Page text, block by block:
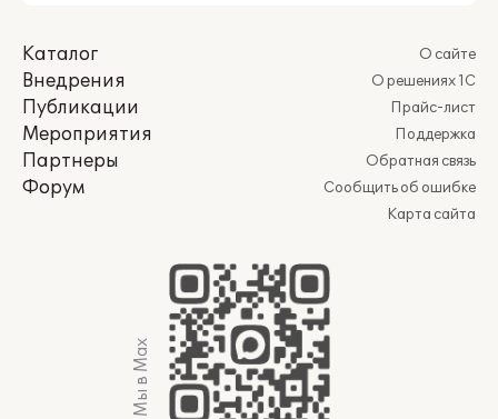
Каталог
Внедрения
Публикации
Мероприятия
Партнеры
Форум
О сайте
О решениях 1С
Прайс-лист
Поддержка
Обратная связь
Сообщить об ошибке
Карта сайта
Мы в Max